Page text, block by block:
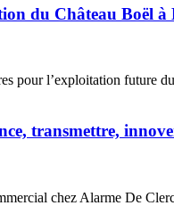
du Château Boël à
pour l’exploitation future
transmettre,
chez Alarme De